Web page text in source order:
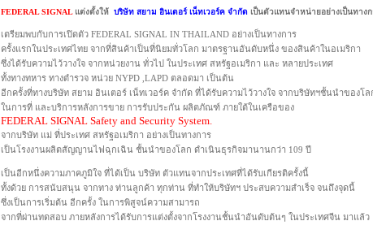
FEDERAL SIGNALแต่งตั้งให้ บริษัท สยาม อินเตอร์ เน็ทเวอร์ค จำกัด เป็นตัวแทนจำหน่ายอย่างเป็นทางก
เตรียมพบกับการเปิดตัว FEDERAL SIGNAL IN THAILAND อย่างเป็นทางการ
ครั้งแรกในประเทศไทย จากที่สินค้าเป็นที่นิยมทั่วโลก มาตรฐานอันดับหนึ่ง ของสินค้าในอเมริกา
ซึ่งได้รับความไว้วางใจ จากหน่วยงาน ทั่วไป ในประเทศ สหรัฐอเมริกา และ หลายประเทศ
ทั้งทางทหาร ทางตำรวจ หน่วย NYPD ,LAPD ตลอดมา เป็นต้น
อีกครั้งที่ทางบริษัท สยาม อินเตอร์ เน็ทเวอร์ค จำกัด ที่ได้รับความไว้วางใจ จากบริษัทฯชั้นนำของโล
ในการที่ และบริการหลังการขาย การรับประกัน ผลิตภัณฑ์ ภายใต้ในเครือของ
FEDERAL SIGNAL Safety and Security System.
จากบริษัท แม่ ที่ประเทศ สหรัฐอเมริกา อย่างเป็นทางการ
เป็นโรงงานผลิตสัญญานไฟฉุกเฉิน ชั้นนำของโลก ดำเนินธุรกิจมานานกว่า 109 ปี
เป็นอีกหนึ่งความภาคภูมิใจ ที่ได้เป็น บริษัท ตัวแทนจากประเทศที่ได้รับเกียรติครั้งนี้
ทั้งด้วย การสนับสนุน จากทาง ท่านลูกค้า ทุกท่าน ที่ทำให้บริษัทฯ ประสบความสำเร็จ จนถึงจุดนี้
ซึ่งเป็นการเริ่มต้น อีกครั้ง ในการพิสูจน์ความสามารถ
จากที่ผ่านทดสอบ ภายหลังการได้รับการแต่งตั้งจากโรงงานชั้นนำอันดับต้นๆ ในประเทศจีน มาแล้ว